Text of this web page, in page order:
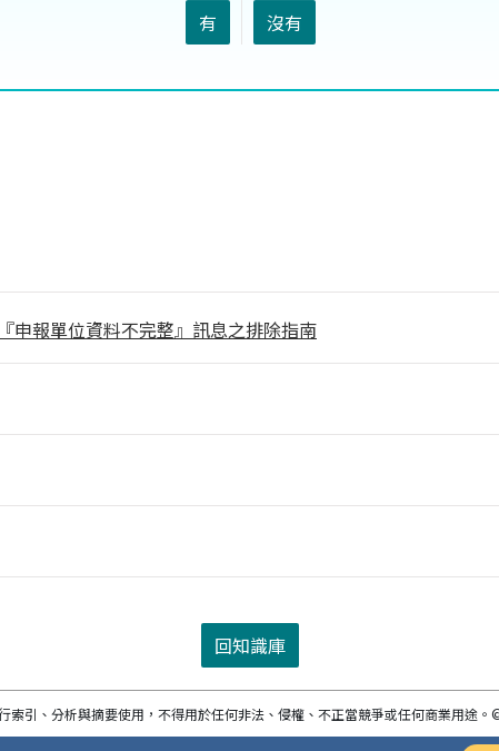
有 沒有
申報單位資料不完整』訊息之排除指南
回知識庫
索引、分析與摘要使用，不得用於任何非法、侵權、不正當競爭或任何商業用途。